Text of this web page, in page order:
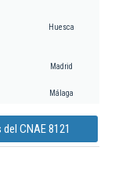
Huesca
Madrid
Málaga
CNAE 8121